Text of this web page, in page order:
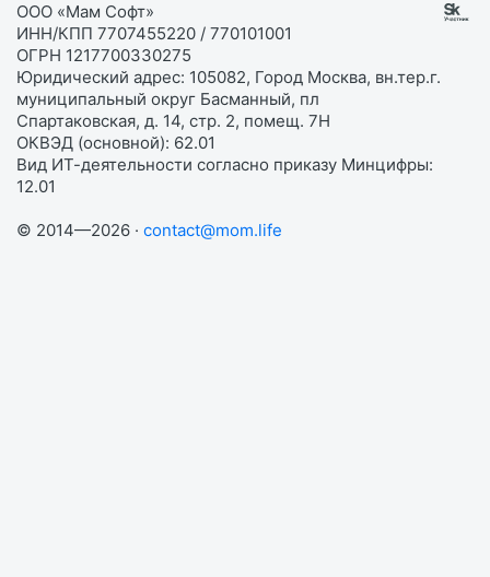
ООО «Мам Софт»
ИНН/КПП 7707455220 / 770101001
ОГРН 1217700330275
Юридический адрес: 105082, Город Москва, вн.тер.г.
муниципальный округ Басманный, пл
Спартаковская, д. 14, стр. 2, помещ. 7Н
ОКВЭД (основной): 62.01
Вид ИТ-деятельности согласно приказу Минцифры:
12.01
© 2014—2026 · contact@mom.life